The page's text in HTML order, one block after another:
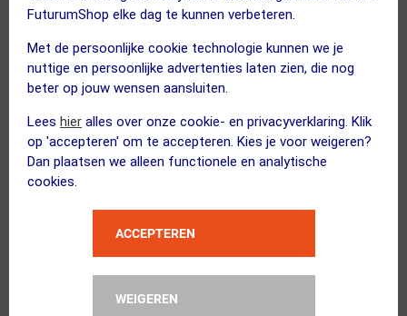
FuturumShop elke dag te kunnen verbeteren.
Met de persoonlijke cookie technologie kunnen we je
nuttige en persoonlijke advertenties laten zien, die nog
beter op jouw wensen aansluiten.
Lees hier alles over onze cookie- en privacyverklaring. Klik
op 'accepteren' om te accepteren. Kies je voor weigeren?
Dan plaatsen we alleen functionele en analytische
cookies.
ACCEPTEREN
WEIGEREN
Kies je maat
Flownatura
Chamois Crème 150ml
Zomer II Fietshandschoenen Zwart